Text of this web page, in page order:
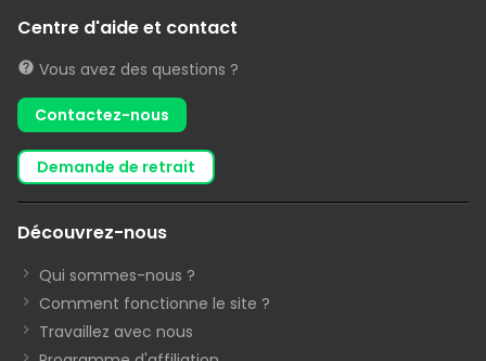
Centre d'aide et contact
Vous avez des questions ?
Contactez-nous
demande de retrait
Découvrez-nous
Qui sommes-nous ?
Comment fonctionne le site ?
Travaillez avec nous